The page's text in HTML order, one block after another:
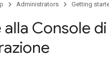
Administrators Getting
Console di